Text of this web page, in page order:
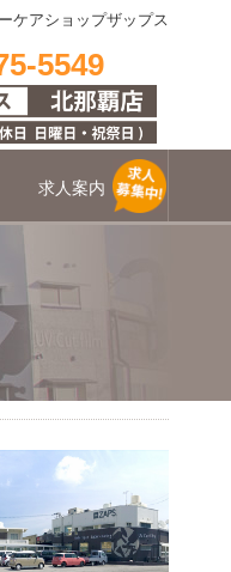
ケアショップザップス
5549
求人案内